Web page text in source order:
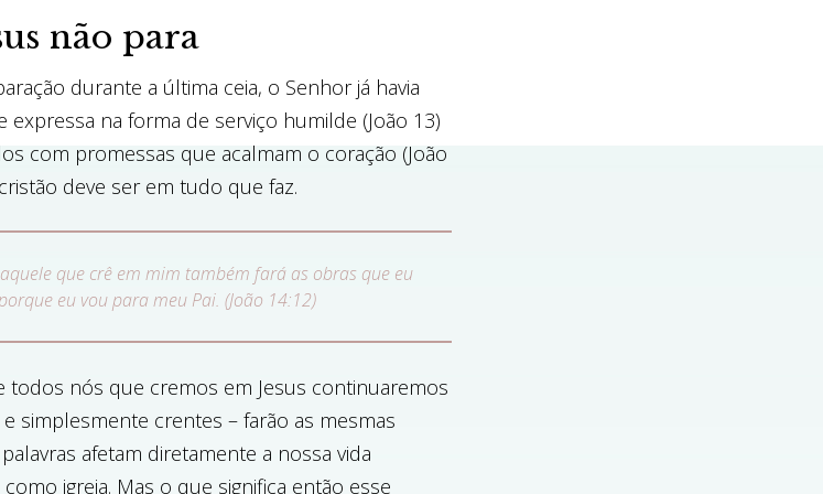
não para
durante a última ceia, o Senhor já havia
na forma de serviço humilde (João 13)
com promessas que acalmam o coração (João
deve ser em tudo que faz.
que crê em mim também fará as obras que eu
eu vou para meu Pai. (João 14:12)
todos nós que cremos em Jesus continuaremos
simplesmente crentes – farão as mesmas
afetam diretamente a nossa vida
igreja. Mas o que significa então esse